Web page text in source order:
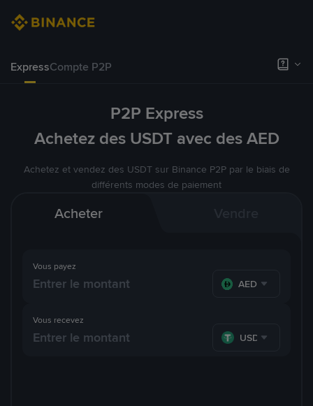
ExpressCompte P2P
P2P Express
Achetez des USDT avec des AED
Achetez et vendez des USDT sur Binance P2P par le biais de
différents modes de paiement
Acheter
Vous payez
AED
Vous recevez
USDT